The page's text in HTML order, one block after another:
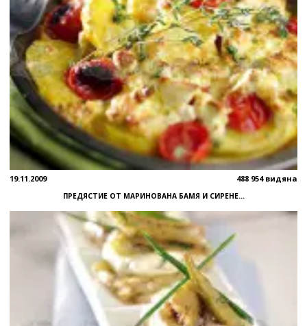
19.11.2009 488 954 видяна
ПРЕДЯСТИЕ ОТ МАРИНОВАНА БАМЯ И СИРЕНЕ...